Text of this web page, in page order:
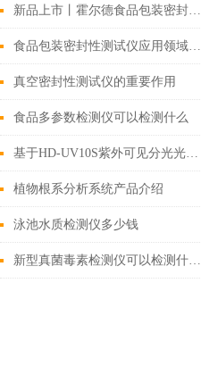
新品上市丨霍尔德食品包装密封性测试仪多款型号介绍
食品包装密封性测试仪应用领域广泛
真空密封性测试仪的重要作用
食品多参数检测仪可以检测什么
基于HD-UV10S紫外可见分光光度计的甲醛定量测定性能评估
植物根系分析系统产品介绍
泳池水质检测仪多少钱
新型真菌毒素检测仪可以检测什么（2022市场上好用的真菌毒素检测仪）